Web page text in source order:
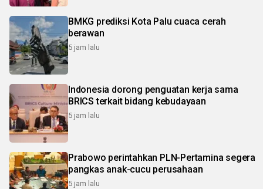
BMKG prediksi Kota Palu cuaca cerah
berawan
5 jam lalu
Indonesia dorong penguatan kerja sama
BRICS terkait bidang kebudayaan
5 jam lalu
Prabowo perintahkan PLN-Pertamina segera
pangkas anak-cucu perusahaan
5 jam lalu